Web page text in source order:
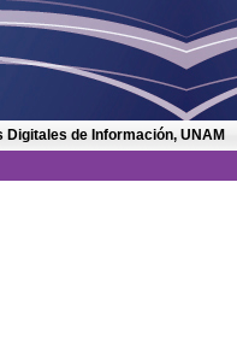
de Información, UNAM